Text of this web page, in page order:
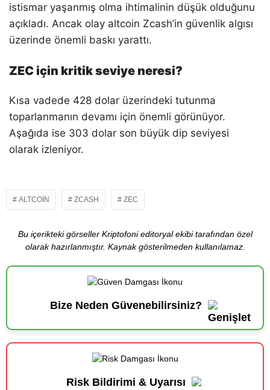
istismar yaşanmış olma ihtimalinin düşük olduğunu
açıkladı. Ancak olay altcoin Zcash’in güvenlik algısı
üzerinde önemli baskı yarattı.
ZEC için kritik seviye neresi?
Kısa vadede 428 dolar üzerindeki tutunma
toparlanmanın devamı için önemli görünüyor.
Aşağıda ise 303 dolar son büyük dip seviyesi
olarak izleniyor.
ALTCOIN ZCASH ZEC
Bu içerikteki görseller Kriptofoni editoryal ekibi tarafından özel
olarak hazırlanmıştır. Kaynak gösterilmeden kullanılamaz.
Bize Neden Güvenebilirsiniz?
Risk Bildirimi & Uyarısı